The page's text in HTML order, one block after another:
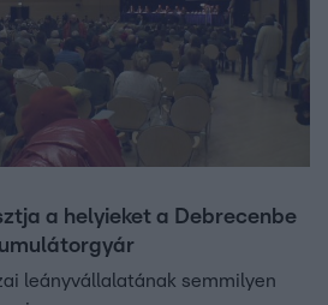
a helyieket a Debrecenbe
leányvállalatának semmilyen